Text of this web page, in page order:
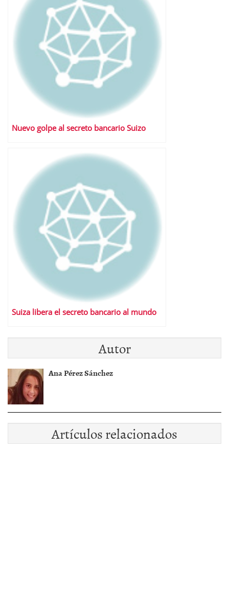
Nuevo golpe al secreto bancario Suizo
Suiza libera el secreto bancario al mundo
Autor
Ana Pérez Sánchez
Artículos relacionados